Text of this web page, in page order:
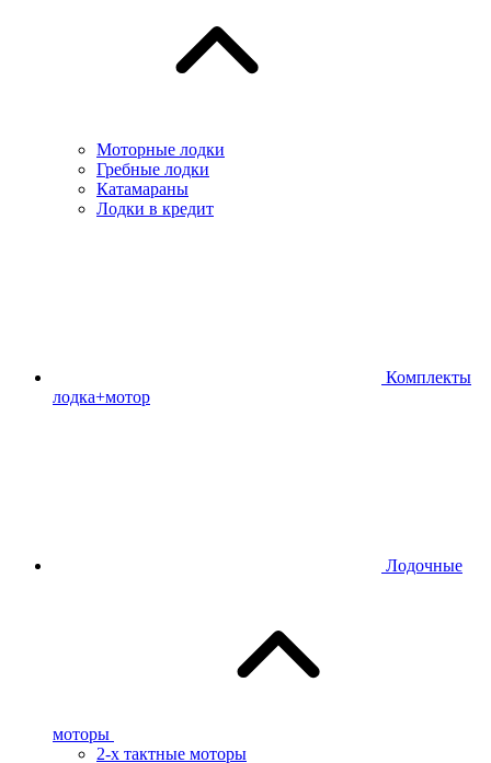
Моторные лодки
Гребные лодки
Катамараны
Лодки в кредит
Комплекты
лодка+мотор
Лодочные
моторы
2-х тактные моторы